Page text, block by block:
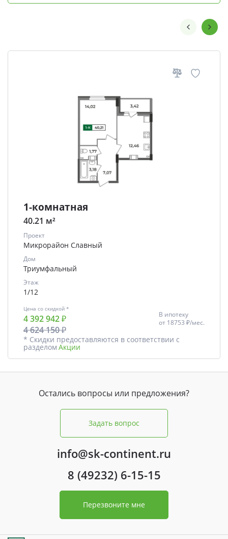
1-комнатная
40.21 м²
Проект
Микрорайон Славный
Дом
Триумфальный
Этаж
1/12
Цена со скидкой *
4 392 942 ₽
4 624 150 ₽
В ипотеку
от 18753 ₽/мес.
* Скидки предоставляются в соответствии с
разделом Акции
Остались вопросы или предложения?
Задать вопрос
info@sk-continent.ru
8 (49232) 6-15-15
Перезвоните мне